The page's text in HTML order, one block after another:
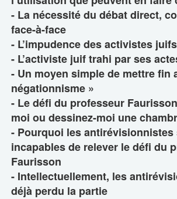
- La nécessité du débat direct,
face-à-face
- L’impudence des activistes juifs
- L’activiste juif trahi par ses
- Un moyen simple de mettre fin
négationnisme »
- Le défi du professeur
moi ou dessinez-moi une
- Pourquoi les antirévisionnistes
incapables de relever le défi du
Faurisson
- Intellectuellement, les
déjà perdu la partie